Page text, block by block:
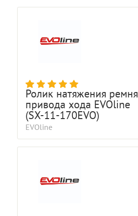
Ролик натяжения ремня
привода хода EVOline
(SX-11-170EVO)
EVOline